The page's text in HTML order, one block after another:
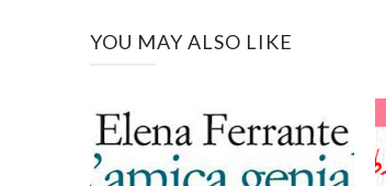
YOU MAY ALSO LIKE